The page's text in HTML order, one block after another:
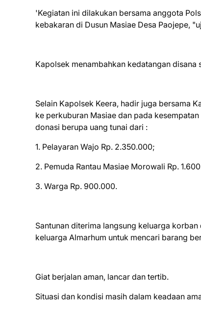
'Kegiatan ini dilakukan bersama anggota
kebakaran di Dusun Masiae Desa Paojepe,
Kapolsek menambahkan kedatangan
Selain Kapolsek Keera, hadir juga bersama
ke perkuburan Masiae dan pada
donasi berupa uang tunai dari :
1. Pelayaran Wajo Rp. 2.350.000;
2. Pemuda Rantau Masiae Morowali Rp.
3. Warga Rp. 900.000.
Santunan diterima langsung keluarga
keluarga Almarhum untuk mencari barang
Giat berjalan aman, lancar dan tertib.
Situasi dan kondisi masih dalam keadaan